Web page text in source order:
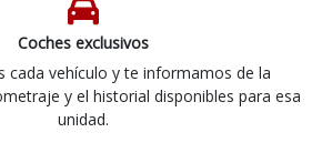
Coches exclusivos
cada vehículo y te informamos de la
y el historial disponibles para esa
unidad.